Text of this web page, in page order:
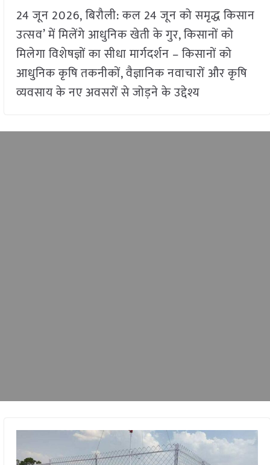
24 जून 2026, बिरौली: कल 24 जून को समृद्ध किसान
उत्सव’ में मिलेंगे आधुनिक खेती के गुर, किसानों को
मिलेगा विशेषज्ञों का सीधा मार्गदर्शन – किसानों को
आधुनिक कृषि तकनीकों, वैज्ञानिक नवाचारों और कृषि
व्यवसाय के नए अवसरों से जोड़ने के उद्देश्य